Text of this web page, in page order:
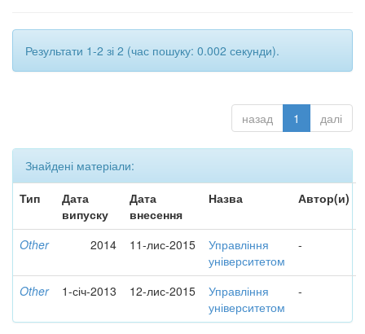
Результати 1-2 зі 2 (час пошуку: 0.002 секунди).
назад 1 далі
Знайдені матеріали:
Тип
Дата
випуску
Дата
внесення
Назва Автор(и)
Other 2014 11-лис-2015
Управління
університетом
-
Other 1-січ-2013 12-лис-2015
Управління
університетом
-